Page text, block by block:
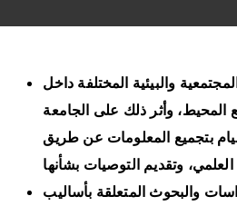
والبيئية المختلفة داخل
المحيط، وأثر ذلك على الجامعة
بتجميع المعلومات عن طريق
والبحوث المتعلقة بأساليب